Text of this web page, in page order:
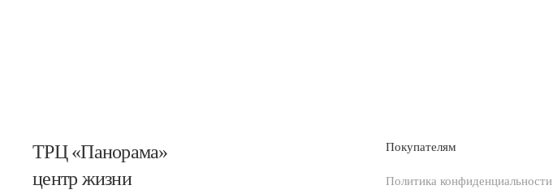
ТРЦ «Панорама»
центр жизни
Покупателям
Политика конфиденциальности